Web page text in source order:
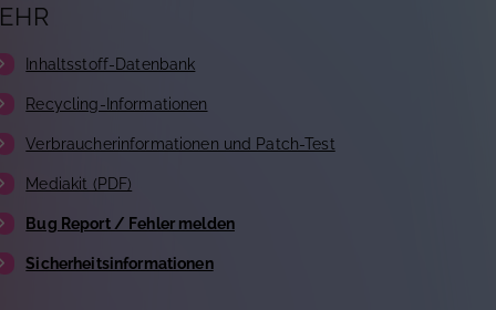
Inhaltsstoff-Datenbank
Recycling-Informationen
Verbraucherinformationen und Patch-Test
Mediakit (PDF)
Bug Report / Fehler melden
Sicherheitsinformationen